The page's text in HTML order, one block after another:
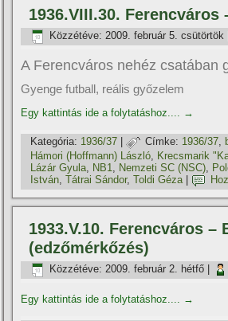
1936.VIII.30. Ferencváros
Közzétéve: 2009. február 5. csütörtök
A Ferencváros nehéz csatában
Gyenge futball, reális győzelem
Egy kattintás ide a folytatáshoz.... →
Kategória: 1936/37 | Címke: 1936/37,
Hámori (Hoffmann) László Krecsmarik
Lázár Gyula NB1 Nemzeti SC (NSC)
István,Tátrai Sándor,Toldi Géza|
1933.V.10. Ferencváros –
(edzőmérkőzés)
Közzétéve: 2009. február 2. hétfő
Egy kattintás ide a folytatáshoz.... →